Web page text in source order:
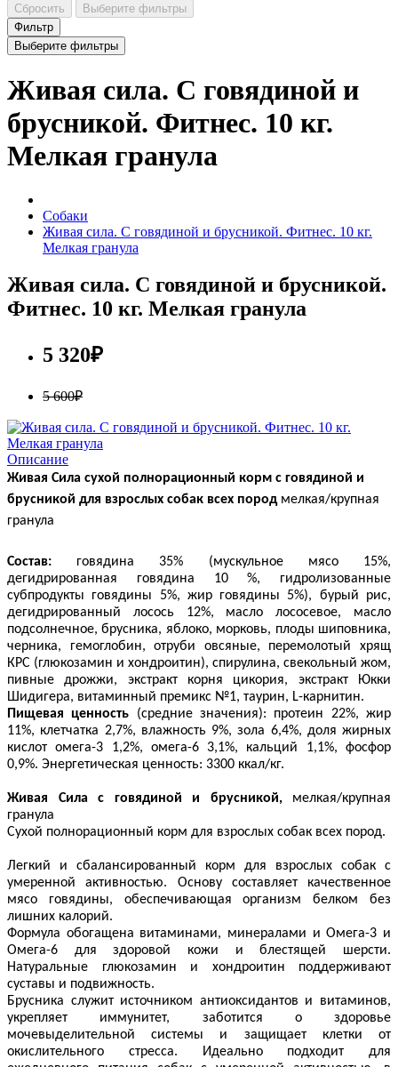
Сбросить
Выберите фильтры
Фильтр
Выберите фильтры
Живая сила. С говядиной и
брусникой. Фитнес. 10 кг.
Мелкая гранула
Собаки
Живая сила. С говядиной и брусникой. Фитнес. 10 кг.
Мелкая гранула
Живая сила. С говядиной и брусникой.
Фитнес. 10 кг. Мелкая гранула
5 320₽
5 600₽
Описание
Живая Сила сухой полнорационный корм с говядиной и
брусникой для взрослых собак всех пород мелкая/крупная
гранула
Состав: говядина 35% (мускульное мясо 15%,
дегидрированная говядина 10 %, гидролизованные
субпродукты говядины 5%, жир говядины 5%), бурый рис,
дегидрированный лосось 12%, масло лососевое, масло
подсолнечное, брусника, яблоко, морковь, плоды шиповника,
черника, гемоглобин, отруби овсяные,
перемолотый хрящ
КРС (глюкозамин и хондроитин), спирулина, свекольный жом,
пивные дрожжи, экстракт корня цикория, экстракт Юкки
Шидигера, витаминный премикс №1, таурин, L-карнитин.
Пищевая ценность (средние значения): протеин 22%, жир
11%, клетчатка 2,7%, влажность 9%, зола 6,4%, доля жирных
кислот омега-3 1,2%, омега-6 3,1%, кальций 1,1%, фосфор
0,9%. Энергетическая ценность: 3300 ккал/кг.
Живая Сила с говядиной и брусникой, мелкая/крупная
гранула
Сухой полнорационный корм для взрослых собак всех пород.
Легкий и сбалансированный корм для взрослых собак с
умеренной активностью. Основу составляет качественное
мясо говядины, обеспечивающая организм белком без
лишних калорий.
Формула обогащена витаминами, минералами и Омега-3 и
Омега-6 для здоровой кожи и блестящей шерсти.
Натуральные глюкозамин и хондроитин поддерживают
суставы и подвижность.
Брусника служит источником антиоксидантов и витаминов,
укрепляет иммунитет, заботится о здоровье
мочевыделительной системы и защищает клетки от
окислительного стресса. Идеально подходит для